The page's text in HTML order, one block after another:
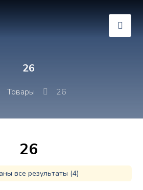
26
Товары 26
26
все результаты (4)